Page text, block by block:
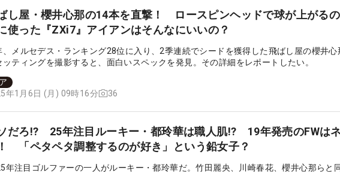
し屋・櫻井心那の14本を直撃！ ロースピンヘッドで球が上がる
使った『ZXi7』アイアンはそんなにいいの？
、メルセデス・ランキング28位に入り、2季連続でシードを獲得した飛ばし屋の櫻井心
ッティングを撮影すると、面白いスペックを発見。その詳細をレポートしたい。
年1月6日 (月) 09時16分
36
だろ!? 25年注目ルーキー・都玲華は職人肌!? 19年発売のFWは
「ペタペタ調整するのが好き」という鉛女子？
年注目ゴルファーの一人がルーキー・都玲華だ。竹田麗央、川崎春花、櫻井心那らと